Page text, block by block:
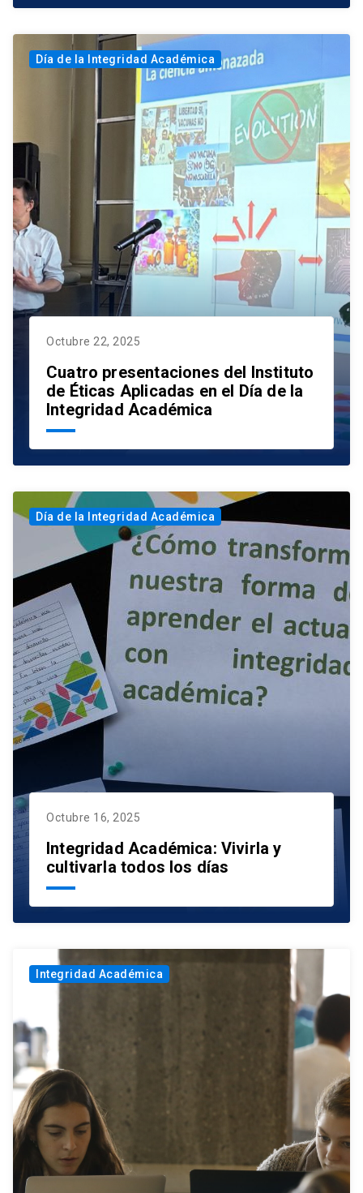
Octubre 22, 2025
Cuatro presentaciones del Instituto
de Éticas Aplicadas en el Día de la
Integridad Académica
Día de la Integridad Académica
Octubre 16, 2025
Integridad Académica: Vivirla y
cultivarla todos los días
Día de la Integridad Académica
Integridad Académica